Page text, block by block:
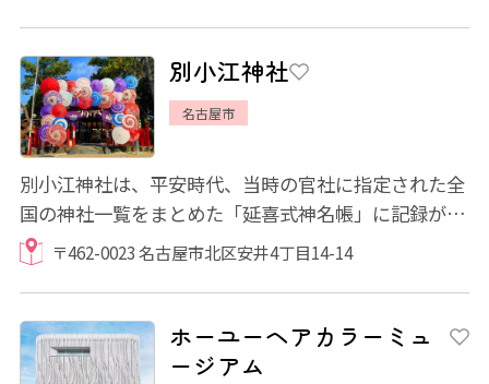
別小江神社
名古屋市
別小江神社は、平安時代、当時の官社に指定された全
国の神社一覧をまとめた「延喜式神名帳」に記録が残
る式内宮で、織田・豊臣・徳川公の崇敬も厚...
〒462-0023 名古屋市北区安井4丁目14-14
ホーユーヘアカラーミュ
ージアム